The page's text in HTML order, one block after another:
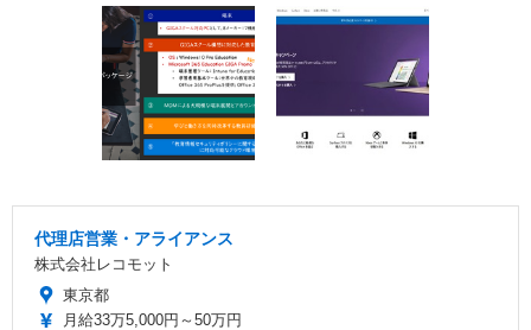
代理店営業・アライアンス
株式会社レコモット
東京都
月給33万5,000円～50万円